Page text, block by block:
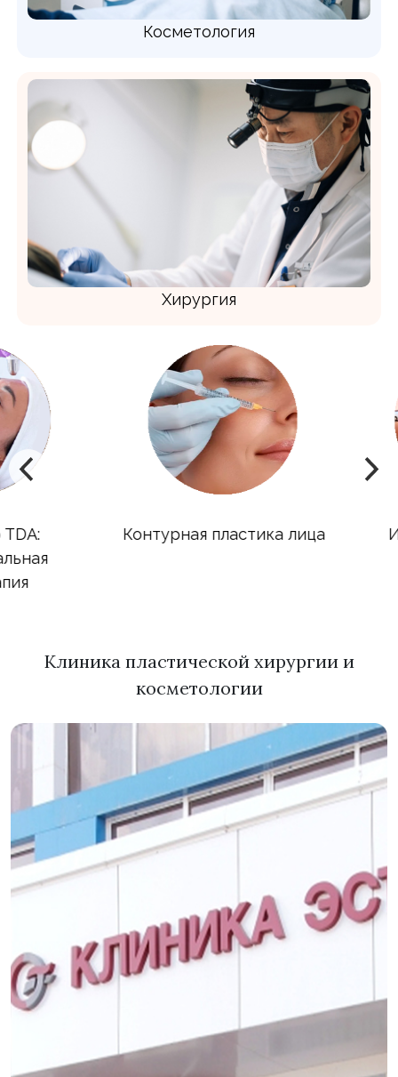
Косметология
Хирургия
Контурная пластика лица
Клиника пластической хирургии и
косметологии